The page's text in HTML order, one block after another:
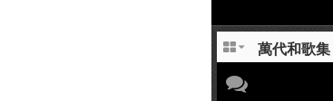
萬代和歌